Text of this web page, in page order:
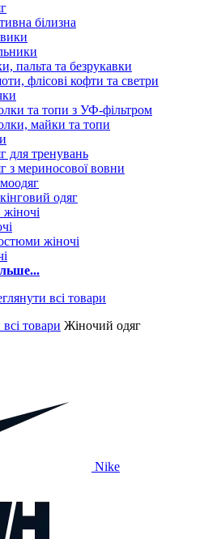
білизна
пальта та безрукавки
флісові кофти та светри
та топи з УФ-фільтром
майки та топи
для тренувань
з мериносової вовни
одяг
жіночі
товари Жіночий одяг
Nike